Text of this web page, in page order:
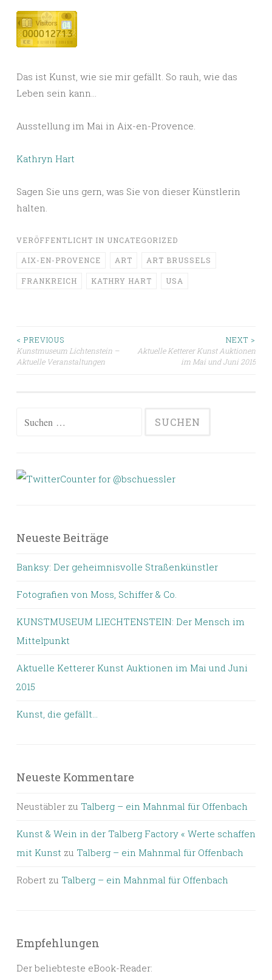
Das ist Kunst, wie sie mir gefällt. So rauh, wie das
Leben sein kann…
Ausstellung im Mai in Aix-en-Provence.
Kathryn Hart
Sagen Sie uns gern, was Sie von dieser Künstlerin
halten.
VERÖFFENTLICHT IN UNCATEGORIZED
AIX-EN-PROVENCE ART ART BRUSSELS
FRANKREICH KATHRY HART USA
Beitragsnavigation
< PREVIOUS
Kunstmuseum Lichtenstein –
Aktuelle Veranstaltungen
NEXT >
Aktuelle Ketterer Kunst Auktionen
im Mai und Juni 2015
Suchen
Neueste Beiträge
Banksy: Der geheimnisvolle Straßenkünstler
Fotografien von Moss, Schiffer & Co.
KUNSTMUSEUM LIECHTENSTEIN: Der Mensch im
Mittelpunkt
Aktuelle Ketterer Kunst Auktionen im Mai und Juni
2015
Kunst, die gefällt…
Neueste Kommentare
Neustäbler zu Talberg – ein Mahnmal für Offenbach
Kunst & Wein in der Talberg Factory « Werte schaffen
mit Kunst zu Talberg – ein Mahnmal für Offenbach
Robert zu Talberg – ein Mahnmal für Offenbach
Empfehlungen
Der beliebteste eBook-Reader: